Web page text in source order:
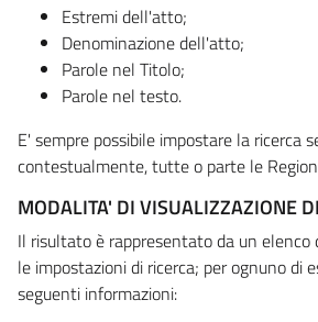
Estremi dell'atto;
Denominazione dell'atto;
Parole nel Titolo;
Parole nel testo.
E' sempre possibile impostare la ricerca
contestualmente, tutte o parte le
MODALITA' DI VISUALIZZAZIONE
Il risultato è rappresentato da un elenco
le impostazioni di ricerca; per ognuno di
seguenti informazioni: